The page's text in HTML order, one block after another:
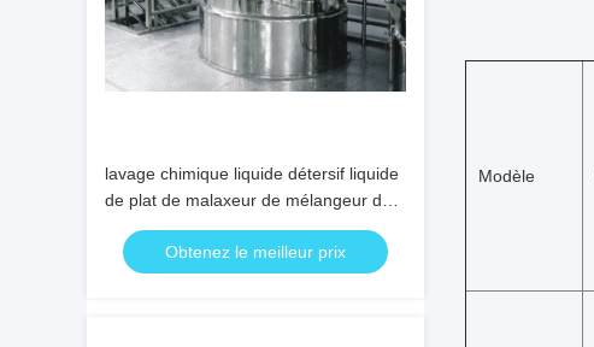
lavage chimique liquide détersif liquide
de plat de malaxeur de mélangeur de
65rpm 3600L
Obtenez le meilleur prix
Modèle